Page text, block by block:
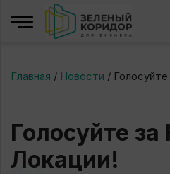
Главная / Новости /
Голосуйте
Локации!